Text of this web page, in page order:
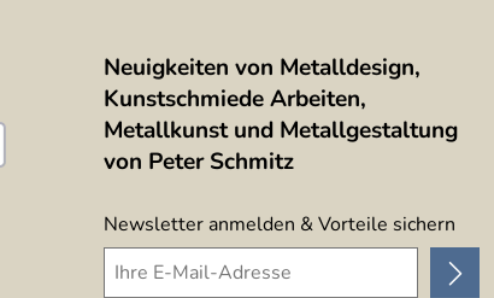
Neuigkeiten von Metalldesign,
Kunstschmiede Arbeiten,
Metallkunst und Metallgestaltung
von Peter Schmitz
Newsletter anmelden & Vorteile sichern